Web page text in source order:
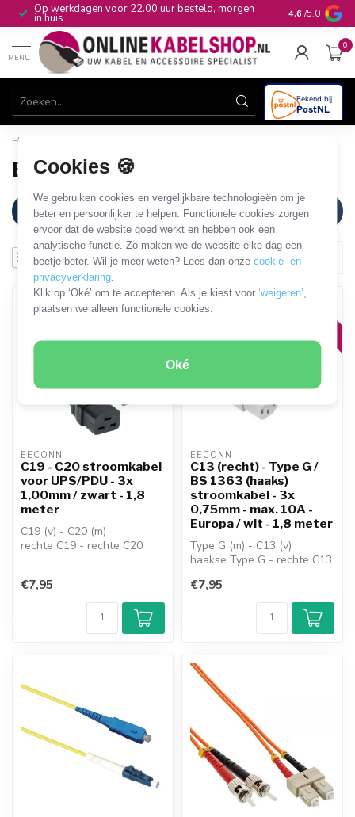
Cookies 🍪
We gebruiken cookies en vergelijkbare technologieën om je
beter en persoonlijker te helpen. Functionele cookies zorgen
ervoor dat de website goed werkt en hebben ook een
analytische functie. Zo maken we de website elke dag een
beetje beter. Wil je meer weten? Lees dan onzecookie- en
privacyverklaring
Klik op ‘Oké’ om te accepteren. Als je kiest voor‘weigeren’
plaatsen we alleen functionele cookies.
Oké
Op werkdagen voor 22.00 uur besteld, morgen
in huis 10+jaar
4.6 /5.0
MENU
0
Home
EECONN
Filters
SALE
EECONN
C19 - C20 stroomkabel
voor UPS/PDU - 3x
1,00mm / zwart - 1,8
meter
C19 (v) - C20 (m)
rechte C19 - rechte C20
€7,95
EECONN
C13 (recht) - Type G /
BS 1363 (haaks)
stroomkabel - 3x
0,75mm - max. 10A -
Europa / wit - 1,8 meter
Type G (m) - C13 (v)
haakse Type G - rechte C13
max....
€7,95